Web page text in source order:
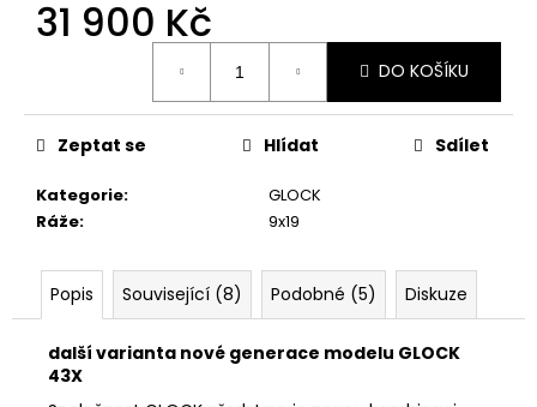
31 900 Kč
DO KOŠÍKU
Kategorie:
GLOCK
Ráže: 9x19
Zeptat se Hlídat Sdílet
Popis Související (8) Podobné (5) Diskuze
další varianta nové generace modelu GLOCK
43X
620
Kč